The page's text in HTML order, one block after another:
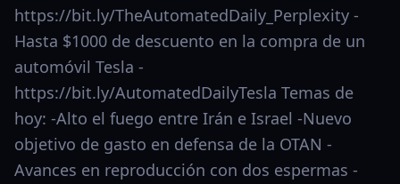
https://bit.ly/TheAutomatedDaily_Perplexity -
Hasta $1000 de descuento en la compra de un
automóvil Tesla -
https://bit.ly/AutomatedDailyTesla Temas de
hoy: -Alto el fuego entre Irán e Israel -Nuevo
objetivo de gasto en defensa de la OTAN -
Avances en reproducción con dos espermas -